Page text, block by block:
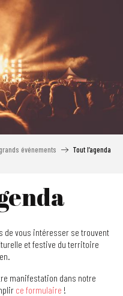
événements Tout l’agenda
de vous intéresser se trouvent
et festive du territoire
manifestation dans notre
ce formulaire !